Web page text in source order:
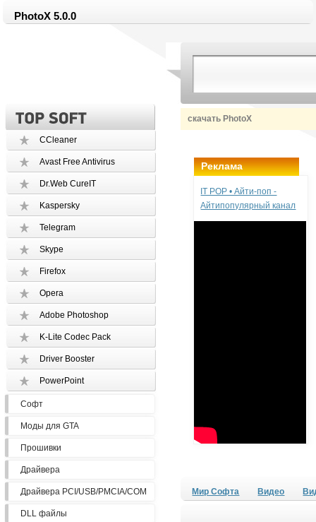
PhotoX 5.0.0
скачать PhotoX
CCleaner
Avast Free Antivirus
Dr.Web CureIT
Kaspersky
Telegram
Skype
Firefox
Opera
Adobe Photoshop
K-Lite Codec Pack
Driver Booster
PowerPoint
Софт
Моды для GTA
Прошивки
Драйвера
Драйвера PCI/USB/PMCIA/COM
DLL файлы
Реклама
IT POP • Айти-поп -
Айтипопулярный канал
Мир Софта Видео